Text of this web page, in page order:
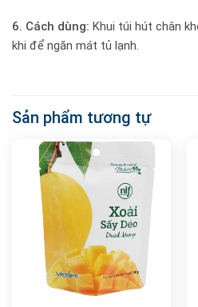
6. Cách dùng: Khui túi hút chân
khi để ngăn mát tủ lạnh.
Sản phẩm tương tự